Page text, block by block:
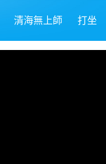
清海無上師 打坐